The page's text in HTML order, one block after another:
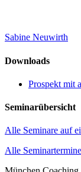
Sabine Neuwirth
Downloads
Prospekt mit
Seminarübersicht
Alle Seminare auf
Alle Seminartermine